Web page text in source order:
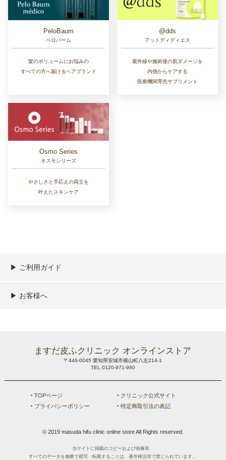
PeloBaum
ペロバーム
髪のボリュームにお悩みの
すべての方へ届けるヘアブランド
@dds
アットディディエス
紫外線や施術後の肌ダメージを
内側からケアする
医療機関専売サプリメント
Osmo Series
オスモシリーズ
やさしさと手応えの両立を
叶えたスキンケア
▶︎ ご利用ガイド
ご利用ガイド
決済／配送／送料について
取り扱い商品一覧
顧客情報の取扱について
特定商取引法の表記
▶︎ お客様へ
ますだ皮ふクリニック オンラインストア
〒446-0045 愛知県安城市横山町八左214-1
TEL.0120-971-960
‣ TOPページ
‣ クリニック公式サイト
‣ プライバシーポリシー
‣ 特定商取引法の表記
© 2019 masuda hifu clinic online store All Rights reserved.
当サイトに掲載のコピーおよび画像等、
すべてのデータを無断で複写・転載することは、著作権法等で禁じられています。